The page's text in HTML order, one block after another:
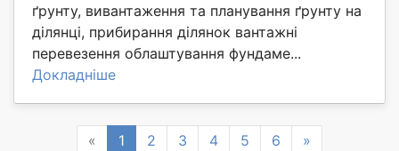
ґрунту, вивантаження та планування ґрунту на
ділянці, прибирання ділянок вантажні
перевезення облаштування фундаме...
Докладніше
« Previous
1 2 3 4 5 6 »